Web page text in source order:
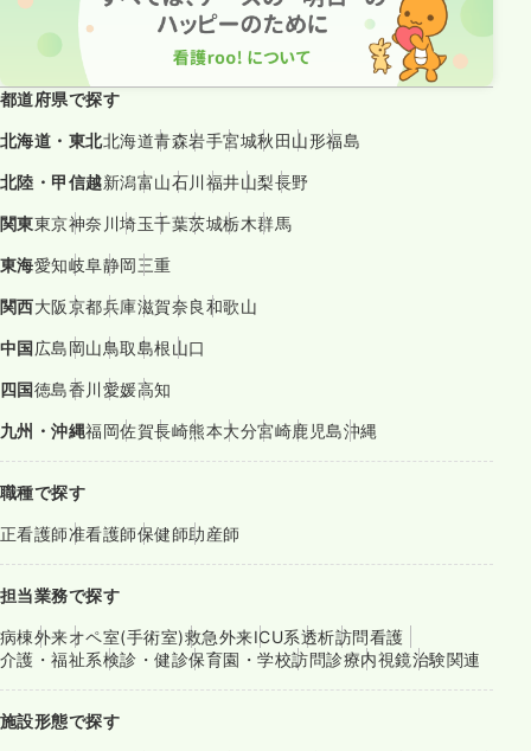
都道府県で探す
北海道・東北北海道青森岩手宮城秋田山形福島
北陸・甲信越新潟富山石川福井山梨長野
関東東京神奈川埼玉千葉茨城栃木群馬
東海愛知岐阜静岡三重
関西大阪京都兵庫滋賀奈良和歌山
中国広島岡山鳥取島根山口
四国徳島香川愛媛高知
九州・沖縄福岡佐賀長崎熊本大分宮崎鹿児島沖縄
職種で探す
正看護師准看護師保健師助産師
担当業務で探す
病棟外来オペ室(手術室)救急外来ICU系透析訪問看護
介護・福祉系検診・健診保育園・学校訪問診療内視鏡治験関連
施設形態で探す